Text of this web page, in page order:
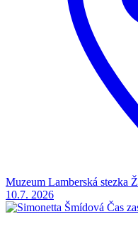
Muzeum Lamberská stezka
10.7. 2026